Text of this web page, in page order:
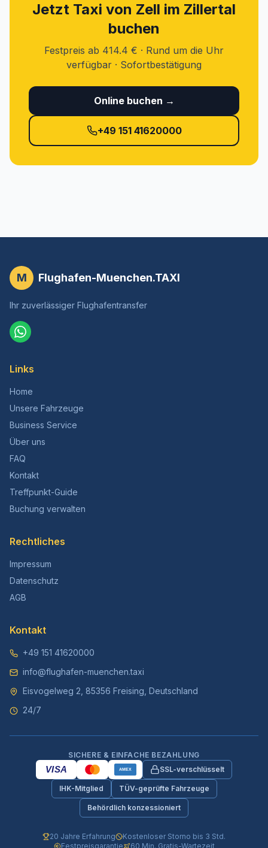
Jetzt Taxi von Zell im Zillertal
buchen
Festpreis ab 414.4 € · Rund um die Uhr
verfügbar · Sofortbestätigung
Online buchen →
+49 151 41620000
M Flughafen-Muenchen.TAXI
Ihr zuverlässiger Flughafentransfer
Links
Home
Unsere Fahrzeuge
Business Service
Über uns
FAQ
Kontakt
Treffpunkt-Guide
Buchung verwalten
Rechtliches
Impressum
Datenschutz
AGB
Kontakt
+49 151 41620000
info@flughafen-muenchen.taxi
Eisvogelweg 2, 85356 Freising, Deutschland
24/7
SICHERE & EINFACHE BEZAHLUNG
VISA AMEX SSL-verschlüsselt
IHK-Mitglied TÜV-geprüfte Fahrzeuge
Behördlich konzessioniert
20 Jahre Erfahrung
Kostenloser Storno bis 3 Std.
Festpreisgarantie
60 Min. Gratis-Wartezeit